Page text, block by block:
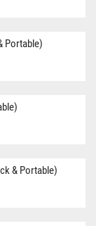
Portable)
& Portable)